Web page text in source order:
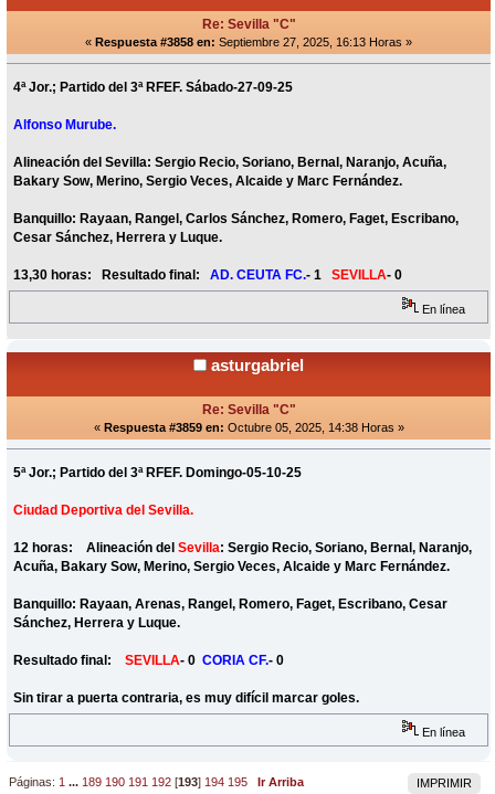
Re: Sevilla "C"
« Respuesta #3858 en: Septiembre 27, 2025, 16:13 Horas »
4ª Jor.; Partido del 3ª RFEF. Sábado-27-09-25
Alfonso Murube.
Alineación del Sevilla: Sergio Recio, Soriano, Bernal, Naranjo, Acuña,
Bakary Sow, Merino, Sergio Veces, Alcaide y Marc Fernández.
Banquillo: Rayaan, Rangel, Carlos Sánchez, Romero, Faget, Escribano,
Cesar Sánchez, Herrera y Luque.
13,30 horas: Resultado final:AD. CEUTA FC.- 1SEVILLA- 0
En línea
asturgabriel
Re: Sevilla "C"
« Respuesta #3859 en: Octubre 05, 2025, 14:38 Horas »
5ª Jor.; Partido del 3ª RFEF. Domingo-05-10-25
Ciudad Deportiva del Sevilla.
12 horas: Alineación delSevilla: Sergio Recio, Soriano, Bernal, Naranjo,
Acuña, Bakary Sow, Merino, Sergio Veces, Alcaide y Marc Fernández.
Banquillo: Rayaan, Arenas, Rangel, Romero, Faget, Escribano, Cesar
Sánchez, Herrera y Luque.
Resultado final:SEVILLA- 0CORIA CF.- 0
Sin tirar a puerta contraria, es muy difícil marcar goles.
En línea
IMPRIMIR
Páginas: 1 ... 189 190 191 192 [193] 194 195
Ir Arriba